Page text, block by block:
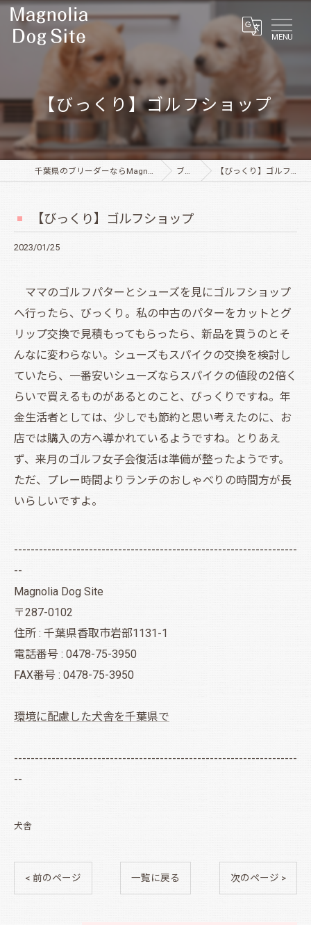
MENU
【びっくり】ゴルフショップ
千葉県のブリーダーならMagnolia Dog Site ブログ 【びっくり】ゴルフショップ
【びっくり】ゴルフショップ
2023/01/25
ママのゴルフパターとシューズを見にゴルフショップ
へ行ったら、びっくり。私の中古のパターをカットとグ
リップ交換で見積もってもらったら、新品を買うのとそ
んなに変わらない。シューズもスパイクの交換を検討し
ていたら、一番安いシューズならスパイクの値段の2倍く
らいで買えるものがあるとのこと、びっくりですね。年
金生活者としては、少しでも節約と思い考えたのに、お
店では購入の方へ導かれているようですね。とりあえ
ず、来月のゴルフ女子会復活は準備が整ったようです。
ただ、プレー時間よりランチのおしゃべりの時間方が長
いらしいですよ。
--------------------------------------------------------------------
--
Magnolia Dog Site
〒287-0102
住所 : 千葉県香取市岩部1131-1
電話番号 : 0478-75-3950
FAX番号 : 0478-75-3950
環境に配慮した犬舎を千葉県で
--------------------------------------------------------------------
--
犬舎
< 前のページ 一覧に戻る 次のページ >